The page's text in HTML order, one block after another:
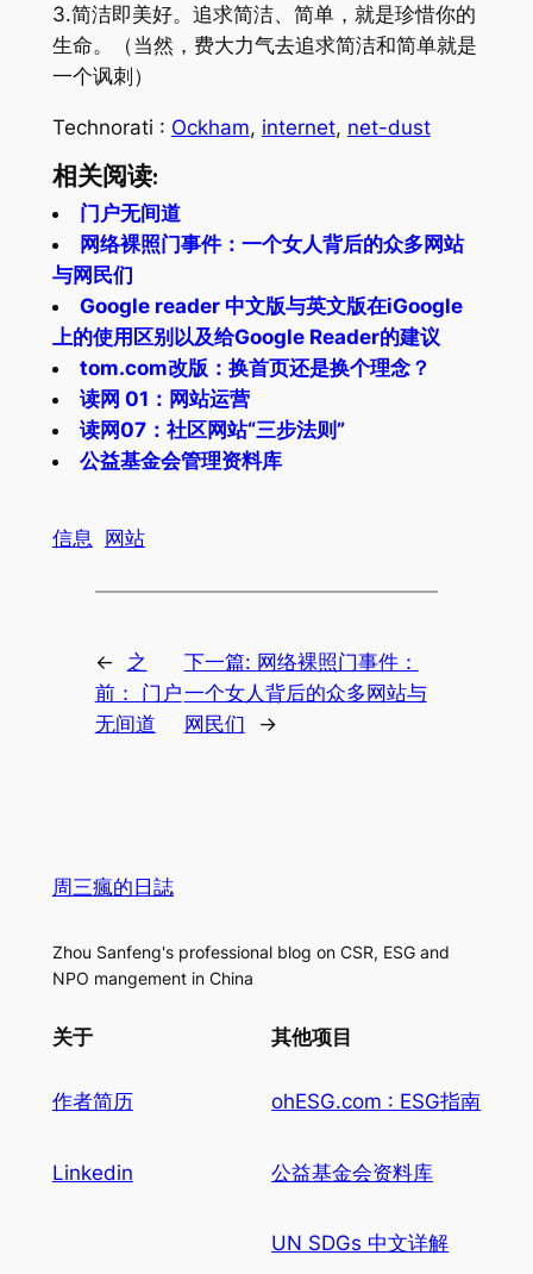
3.简洁即美好。追求简洁、简单，就是珍惜你的
生命。（当然，费大力气去追求简洁和简单就是
一个讽刺）
Technorati : Ockham, internet, net-dust
相关阅读:
门户无间道
网络裸照门事件：一个女人背后的众多网站
与网民们
Google reader 中文版与英文版在iGoogle
上的使用区别以及给Google Reader的建议
tom.com改版：换首页还是换个理念？
读网 01：网站运营
读网07：社区网站“三步法则”
公益基金会管理资料库
信息 网站
←
之
前： 门户
无间道
下一篇: 网络裸照门事件：
一个女人背后的众多网站与
网民们
→
周三瘋的日誌
Zhou Sanfeng's professional blog on CSR, ESG and
NPO mangement in China
关于
作者简历
Linkedin
其他项目
ohESG.com : ESG指南
公益基金会资料库
UN SDGs 中文详解